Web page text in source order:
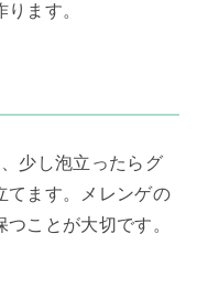
ます。
少し泡立ったらグ
てます。メレンゲの
ことが大切です。